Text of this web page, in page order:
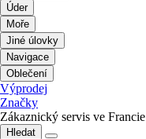
Úder
Moře
Jiné úlovky
Navigace
Oblečení
Výprodej
Značky
Zákaznický servis ve Francie
Hledat